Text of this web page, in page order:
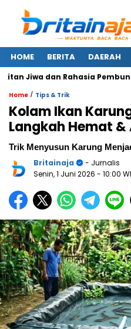
HOME BERITA DAERAH
Jiwa dan Rahasia
Home / Tips & Trik
Kolam Ikan
Langkah Hemat &
Trik Menyusun Karung
Britainaja
- Jurnalis
Senin, 1 Juni 2026 - 10:00